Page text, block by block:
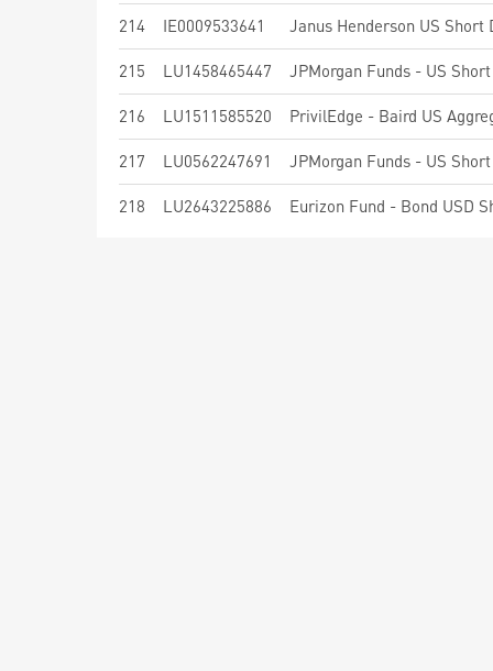
214 IE0009533641 Janus Henderson US Short
215 LU1458465447
216 LU1511585520
217 LU0562247691
218 LU2643225886